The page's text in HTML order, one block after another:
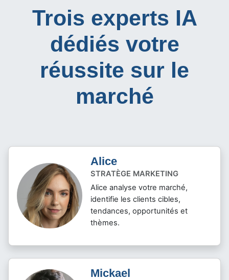
Trois experts IA
dédiés votre
réussite sur le
marché
Alice
STRATÈGE MARKETING
Alice analyse votre marché,
identifie les clients cibles,
tendances, opportunités et
thèmes.
Mickael